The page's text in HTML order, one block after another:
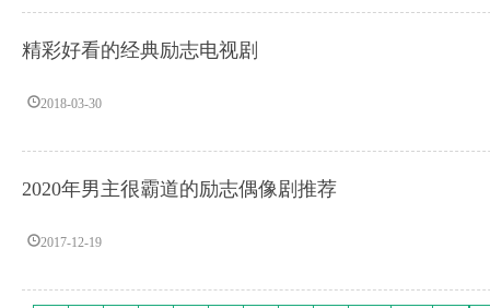
精彩好看的经典励志电视剧
2018-03-30
2020年男主很霸道的励志偶像剧推荐
2017-12-19